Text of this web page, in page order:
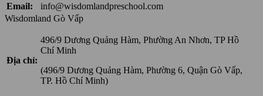
Email:
info@wisdomlandpreschool.com
Wisdomland Gò Vấp
Địa chỉ:
496/9 Dương Quảng Hàm, Phường An Nhơn, TP Hồ
Chí Minh
(496/9 Dương Quảng Hàm, Phường 6, Quận Gò Vấp,
TP. Hồ Chí Minh)